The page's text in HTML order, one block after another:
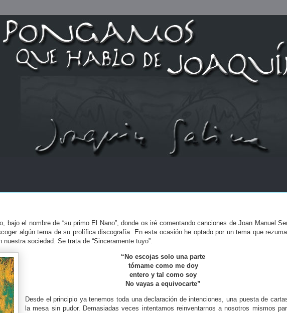
bajo el nombre de “su primo El Nano”, donde os iré comentando canciones de Joan Manuel
algún tema de su prolífica discografía. En esta ocasión he optado por un tema que
sociedad. Se trata de “Sinceramente tuyo”.
“No escojas solo una parte
tómame como me doy
entero y tal como soy
No vayas a equivocarte”
Desde el principio ya tenemos toda una declaración de intenciones, una puesta de
la mesa sin pudor. Demasiadas veces intentamos reinventarnos a nosotros mismos